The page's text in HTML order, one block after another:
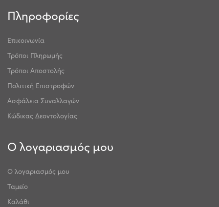
Πληροφορίες
Επικοινωνία
Τρόποι Πληρωμής
Τρόποι Αποστολής
Πολιτική Επιστροφών
Ασφάλεια Συναλλαγών
Κώδικας Δεοντολογίας
Ο λογαριασμός μου
Ο λογαριασμός μου
Ταμείο
Καλάθι